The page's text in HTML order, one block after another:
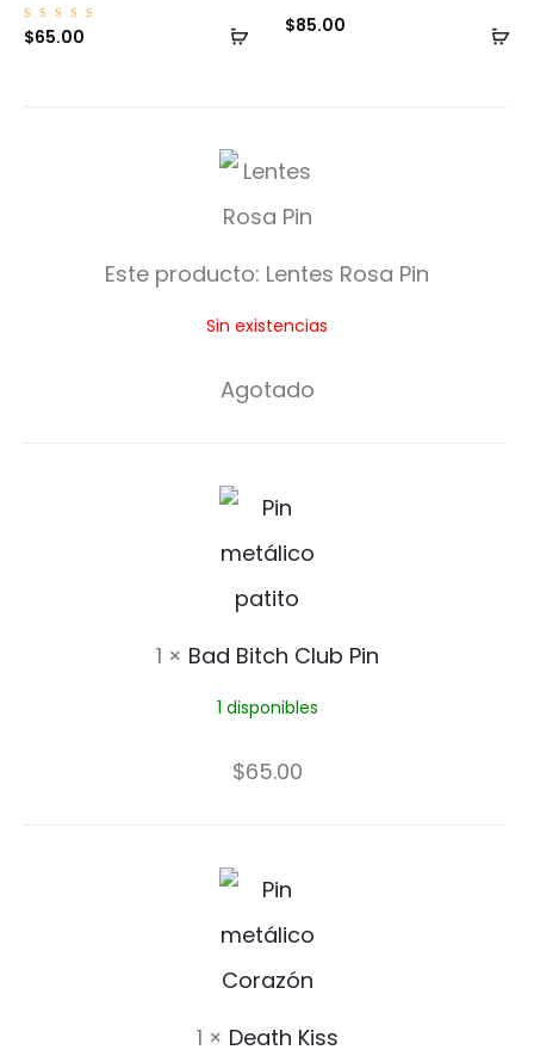
Añadir
carrito
Valorad
o con
$65.00 $85.00
L
e
e
s
s
a
P
i
n
Este producto: Lentes Rosa Pin
Sin existencias
Agotado
B
a
d
t
c
u
b
P
1 × Bad Bitch Club Pin
1 disponibles
$65.00
D
e
a
1 × Death Kiss